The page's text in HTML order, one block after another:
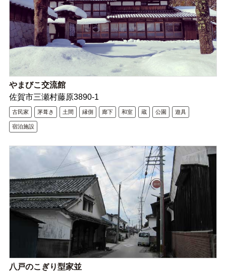
やまびこ交流館
佐賀市三瀬村藤原3890-1
古民家 茅葺き 土間 縁側 廊下 和室 蔵 公園 遊具
宿泊施設
八戸のこぎり型家並